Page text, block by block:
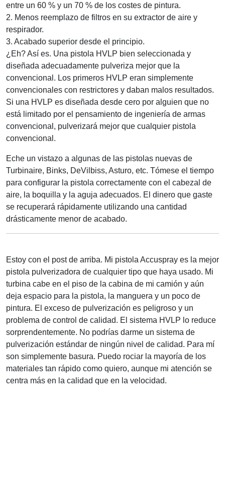
entre un 60 % y un 70 % de los costes de pintura.
2. Menos reemplazo de filtros en su extractor de aire y
respirador.
3. Acabado superior desde el principio.
¿Eh? Así es. Una pistola HVLP bien seleccionada y
diseñada adecuadamente pulveriza mejor que la
convencional. Los primeros HVLP eran simplemente
convencionales con restrictores y daban malos resultados.
Si una HVLP es diseñada desde cero por alguien que no
está limitado por el pensamiento de ingeniería de armas
convencional, pulverizará mejor que cualquier pistola
convencional.
Eche un vistazo a algunas de las pistolas nuevas de
Turbinaire, Binks, DeVilbiss, Asturo, etc. Tómese el tiempo
para configurar la pistola correctamente con el cabezal de
aire, la boquilla y la aguja adecuados. El dinero que gaste
se recuperará rápidamente utilizando una cantidad
drásticamente menor de acabado.
Estoy con el post de arriba. Mi pistola Accuspray es la mejor
pistola pulverizadora de cualquier tipo que haya usado. Mi
turbina cabe en el piso de la cabina de mi camión y aún
deja espacio para la pistola, la manguera y un poco de
pintura. El exceso de pulverización es peligroso y un
problema de control de calidad. El sistema HVLP lo reduce
sorprendentemente. No podrías darme un sistema de
pulverización estándar de ningún nivel de calidad. Para mí
son simplemente basura. Puedo rociar la mayoría de los
materiales tan rápido como quiero, aunque mi atención se
centra más en la calidad que en la velocidad.